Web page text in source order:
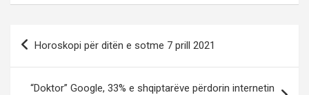
Horoskopi për ditën e sotme 7 prill 2021
“Doktor” Google, 33% e shqiptarëve përdorin internetin